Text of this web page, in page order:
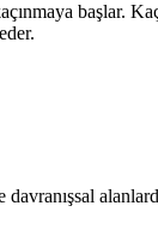
başlar.